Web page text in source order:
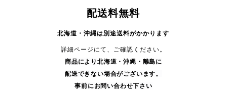
配送料無料
北海道・沖縄は別途送料がかかります
詳細ページにて、ご確認ください。
商品により 北海道・沖縄・ 離島に
配送できない場合がございます。
事前にお問い合わせ下さい